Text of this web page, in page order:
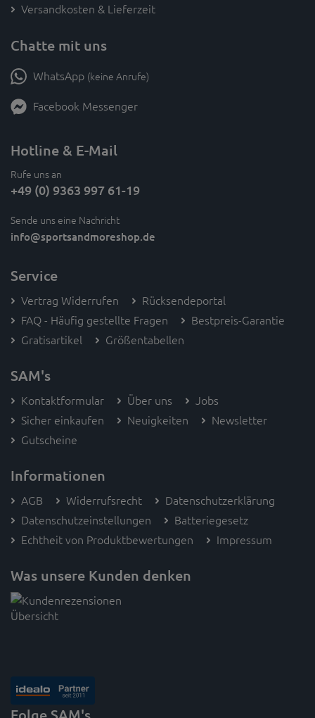
Versandkosten & Lieferzeit
Chatte mit uns
WhatsApp (keine Anrufe)
Facebook Messenger
Hotline & E-Mail
Rufe uns an
+49 (0) 9363 997 61-19
Sende uns eine Nachricht
info@sportsandmoreshop.de
Service
Vertrag Widerrufen
Rücksendeportal
FAQ - Häufig gestellte Fragen
Bestpreis-Garantie
Gratisartikel
Größentabellen
SAM's
Kontaktformular Über uns
Jobs
Sicher einkaufen
Neuigkeiten
Newsletter
Gutscheine
Informationen
AGB Widerrufsrecht
Datenschutzerklärung
Datenschutzeinstellungen
Batteriegesetz
Echtheit von Produktbewertungen
Impressum
Was unsere Kunden denken